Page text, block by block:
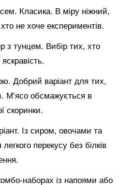
Класика. В міру ніжний,
не хоче експериментів.
з тунцем. Вибір тих, хто
Добрий варіант для тих,
М’ясо обсмажується в
скоринки.
Із сиром, овочами та
перекусу без білків
наборах із напоями або